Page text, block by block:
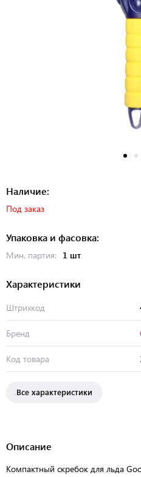
Наличие:
Под заказ
Упаковка и фасовка:
Мин. партия: 1 шт
Характеристики
Штрихкод
Бренд
Код товара
Все характеристики
Описание
Компактный скребок для льда